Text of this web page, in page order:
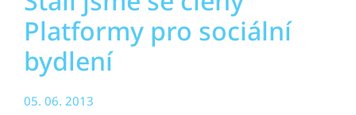
Platformy pro sociální
bydlení
05. 06. 2013